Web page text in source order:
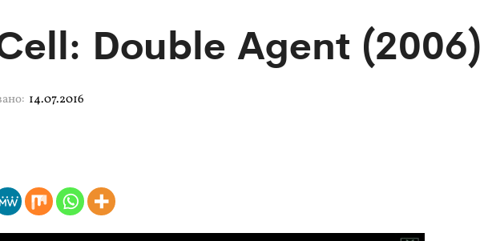
Double Agent (2006)
14.07.2016